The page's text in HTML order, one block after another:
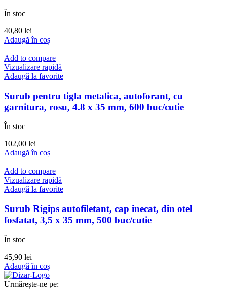
În stoc
40,80 lei
Adaugă în coș
Add to compare
Vizualizare rapidă
Adaugă la favorite
Surub pentru tigla metalica, autoforant, cu
garnitura, rosu, 4.8 x 35 mm, 600 buc/cutie
În stoc
102,00 lei
Adaugă în coș
Add to compare
Vizualizare rapidă
Adaugă la favorite
Surub Rigips autofiletant, cap inecat, din otel
fosfatat, 3,5 x 35 mm, 500 buc/cutie
În stoc
45,90 lei
Adaugă în coș
Urmărește-ne pe: